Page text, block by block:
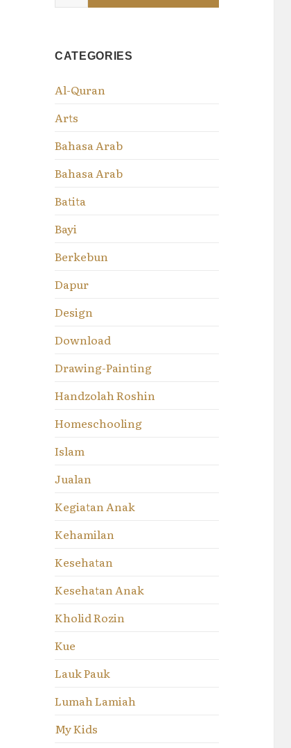
email…
CATEGORIES
Al-Quran
Arts
Bahasa Arab
Bahasa Arab
Batita
Bayi
Berkebun
Dapur
Design
Download
Drawing-Painting
Handzolah Roshin
Homeschooling
Islam
Jualan
Kegiatan Anak
Kehamilan
Kesehatan
Kesehatan Anak
Kholid Rozin
Kue
Lauk Pauk
Lumah Lamiah
My Kids